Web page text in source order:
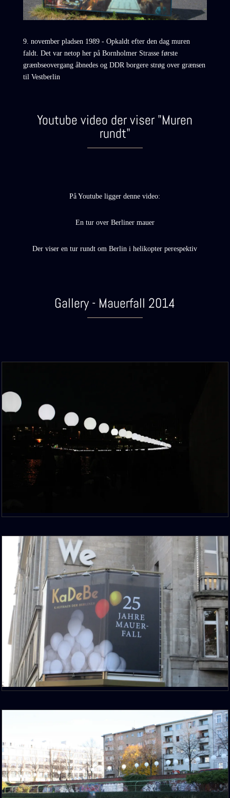
9. november pladsen 1989 - Opkaldt efter den dag muren
faldt. Det var netop her på Bornholmer Strasse første
grænbseovergang åbnedes og DDR borgere strøg over grænsen
til Vestberlin
Youtube video der viser "Muren
rundt"
På Youtube ligger denne video:
En tur over Berliner mauer
Der viser en tur rundt om Berlin i helikopter perespektiv
Gallery - Mauerfall 2014